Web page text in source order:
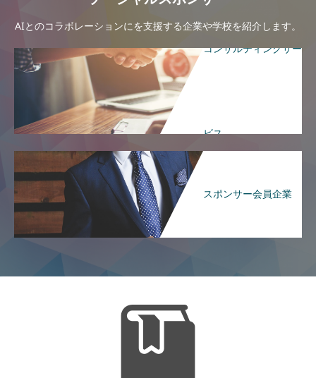
AIとのコラボレーションにを支援する企業や学校を紹介します。
コンサルティングサー
ビス
スポンサー会員企業